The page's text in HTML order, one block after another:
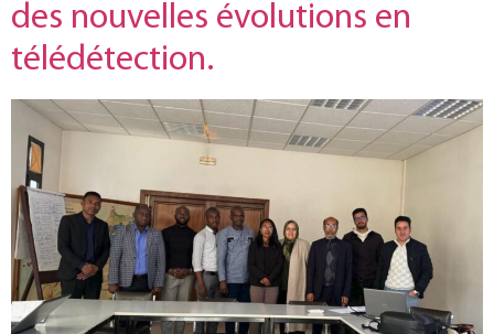
des nouvelles évolutions en
télédétection.